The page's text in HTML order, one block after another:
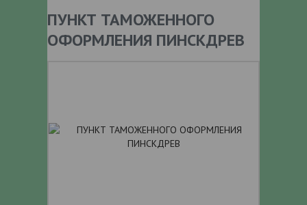
ПУНКТ ТАМОЖЕННОГО
ОФОРМЛЕНИЯ ПИНСКДРЕВ